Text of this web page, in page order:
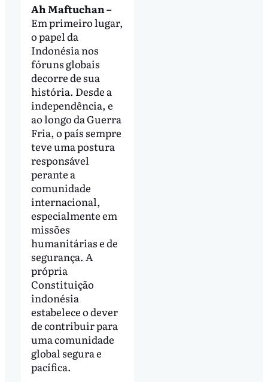
Ah Maftuchan –
Em primeiro lugar,
o papel da
Indonésia nos
fóruns globais
decorre de sua
história. Desde a
independência, e
ao longo da Guerra
Fria, o país sempre
teve uma postura
responsável
perante a
comunidade
internacional,
especialmente em
missões
humanitárias e de
segurança. A
própria
Constituição
indonésia
estabelece o dever
de contribuir para
uma comunidade
global segura e
pacífica.